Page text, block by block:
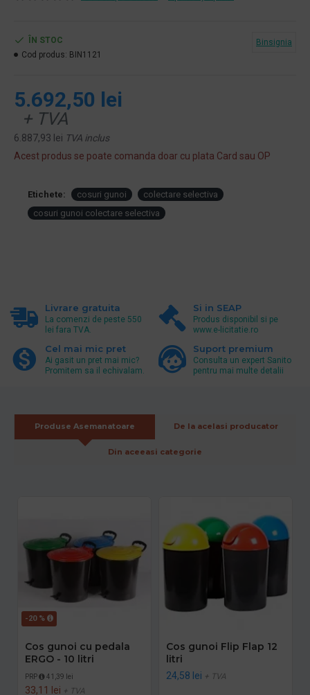
5.692,50 lei
+ TVA
6.887,93 lei TVA inclus
Acest produs se poate comanda doar cu plata Card sau OP
ÎN STOC
Cod produs: BIN1121
Binsignia
Etichete: cosuri gunoi
colectare selectiva
cosuri gunoi colectare selectiva
Livrare gratuita
La comenzi de peste 550
lei fara TVA.
Si in SEAP
Produs disponibil si pe
www.e-licitatie.ro
Cel mai mic pret
Ai gasit un pret mai mic?
Promitem sa il echivalam.
Suport premium
Consulta un expert Sanito
pentru mai multe detalii
Produse Asemanatoare De la acelasi producator
Din aceeasi categorie
-20 %
Cos gunoi cu pedala
ERGO - 10 litri
PRP 41,39 lei
33,11 lei + TVA
Cos gunoi Flip Flap 12
litri
24,58 lei + TVA